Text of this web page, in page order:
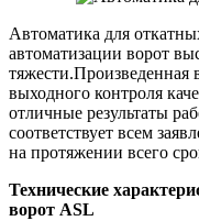
Автоматика для
автоматизации ворот
тяжести.Произведенная
выходного контроля
отличные результаты
соответствует всем
на протяжении всего
Технические
ворот ASL